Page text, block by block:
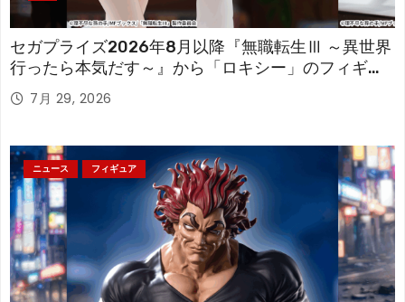
セガプライズ2026年8月以降『無職転生Ⅲ ～異世界
行ったら本気だす～』から「ロキシー」のフィギュ
アが登場！
7月 29, 2026
ニュース フィギュア